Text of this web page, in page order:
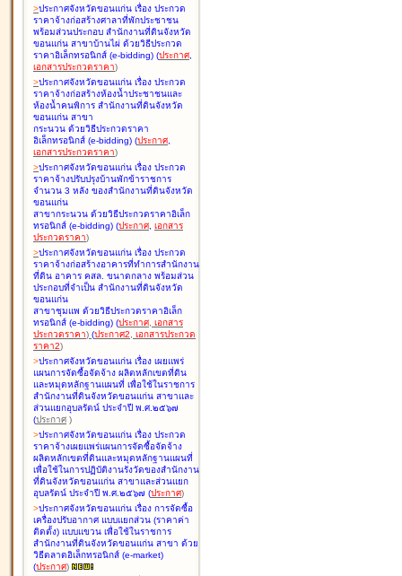
>ประกาศจังหวัดขอนแก่น เรื่อง ประกวด
ราคาจ้างก่อสร้างศาลาที่พักประชาชน
พร้อมส่วนประกอบ สำนักงานที่ดินจังหวัด
ขอนแก่น สาขาบ้านไผ่ ด้วยวิธีประกวด
ราคาอิเล็กทรอนิกส์ (e-bidding) (ประกาศ,
เอกสารประกวดราคา)
>ประกาศจังหวัดขอนแก่น เรื่อง ประกวด
ราคาจ้างก่อสร้างห้องน้ำประชาชนและ
ห้องน้ำคนพิการ สำนักงานที่ดินจังหวัด
ขอนแก่น สาขา
กระนวน ด้วยวิธีประกวดราคา
อิเล็กทรอนิกส์ (e-bidding) (ประกาศ,
เอกสารประกวดราคา)
>ประกาศจังหวัดขอนแก่น เรื่อง ประกวด
ราคาจ้างปรับปรุงบ้านพักข้าราชการ
จำนวน 3 หลัง ของสำนักงานที่ดินจังหวัด
ขอนแก่น
สาขากระนวน ด้วยวิธีประกวดราคาอิเล็ก
ทรอนิกส์ (e-bidding) (ประกาศ, เอกสาร
ประกวดราคา)
>ประกาศจังหวัดขอนแก่น เรื่อง ประกวด
ราคาจ้างก่อสร้างอาคารที่ทำการสำนักงาน
ที่ดิน อาคาร คสล. ขนาดกลาง พร้อมส่วน
ประกอบที่จำเป็น สำนักงานที่ดินจังหวัด
ขอนแก่น
สาขาชุมแพ ด้วยวิธีประกวดราคาอิเล็ก
ทรอนิกส์ (e-bidding) (ประกาศ, เอกสาร
ประกวดราคา) (ประกาศ2, เอกสารประกวด
ราคา2)
>ประกาศจังหวัดขอนแก่น เรื่อง เผยแพร่
แผนการจัดซื้อจัดจ้าง ผลิตหลักเขตที่ดิน
และหมุดหลักฐานแผนที่ เพื่อใช้ในราชการ
สำนักงานที่ดินจังหวัดขอนแก่น สาขาและ
ส่วนแยกอุบลรัตน์ ประจำปี พ.ศ.๒๕๖๗
(ประกาศ )
>ประกาศจังหวัดขอนแก่น เรื่อง ประกวด
ราคาจ้างเผยแพร่แผนการจัดซื้อจัดจ้าง
ผลิตหลักเขตที่ดินและหมุดหลักฐานแผนที่
เพื่อใช้ในการปฏิบัติงานรังวัดของสำนักงาน
ที่ดินจังหวัดขอนแก่น สาขาและส่วนแยก
อุบลรัตน์ ประจำปี พ.ศ.๒๕๖๗ (ประกาศ)
>ประกาศจังหวัดขอนแก่น เรื่อง การจัดซื้อ
เครื่องปรับอากาศ แบบแยกส่วน (ราคาค่า
ติดตั้ง) แบบแขวน เพื่อใช้ในราชการ
สำนักงานที่ดินจังหวัดขอนแก่น สาขา ด้วย
วิธีตลาดอิเล็กทรอนิกส์ (e-market)
(ประกาศ)